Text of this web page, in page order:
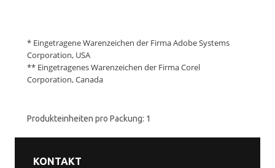
* Eingetragene Warenzeichen der Firma Adobe Systems
Corporation, USA
** Eingetragenes Warenzeichen der Firma Corel
Corporation, Canada
Produkteinheiten pro Packung: 1
KONTAKT